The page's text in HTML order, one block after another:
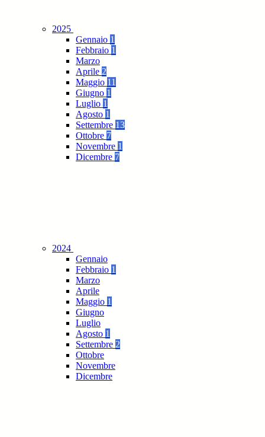
2025
Gennaio 1
Febbraio 1
Marzo
Aprile 2
Maggio 11
Giugno 1
Luglio 1
Agosto 1
Settembre 13
Ottobre 7
Novembre 1
Dicembre 7
2024
Gennaio
Febbraio 1
Marzo
Aprile
Maggio 1
Giugno
Luglio
Agosto 1
Settembre 2
Ottobre
Novembre
Dicembre